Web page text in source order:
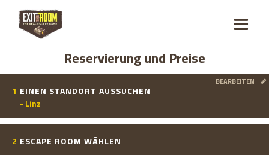
Reservierung und Preise
1 EINEN STANDORT AUSSUCHEN
- Linz
BEARBEITEN
2 ESCAPE ROOM WÄHLEN